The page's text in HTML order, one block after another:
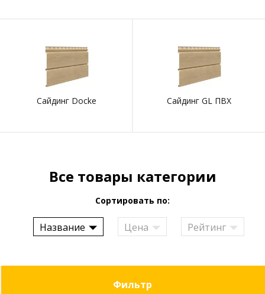
Сайдинг Docke Сайдинг GL ПВХ
Все товары категории
Сортировать по:
Название Цена Рейтинг
Фильтр